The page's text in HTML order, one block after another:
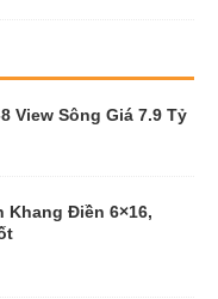
View Sông Giá 7.9 Tỷ
Khang Điền 6×16,